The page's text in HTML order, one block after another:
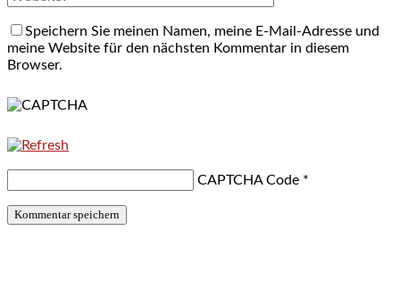
Speichern Sie meinen Namen, meine E-Mail-Adresse und
meine Website für den nächsten Kommentar in diesem
Browser.
CAPTCHA Code *